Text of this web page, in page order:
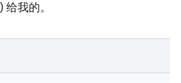
我的。